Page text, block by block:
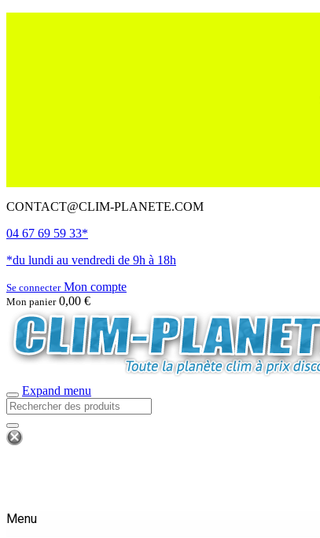
CONTACT@CLIM-PLANETE.COM
04 67 69 59 33*
*du lundi au vendredi de 9h à 18h
Se connecterMon compte
Mon panier 0,00 €
Expand menu
Menu